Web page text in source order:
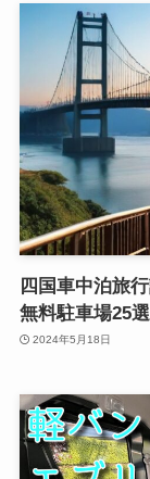
四国車中泊旅
無料駐車場25選
2024年5月18日